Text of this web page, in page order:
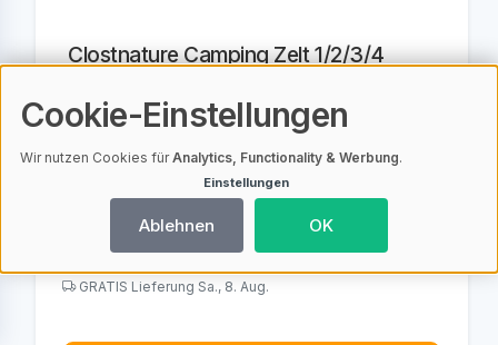
Clostnature Camping Zelt 1/2/3/4
| Leicht mit Kleinem Packmaß, A
4,3 (167 Bewertungen)
EUR
GRATIS Lieferung Sa., 8. Aug.
Cookie-Einstellungen
Wir nutzen Cookies fürAnalytics, Functionality & Werbung.
Einstellungen
Ablehnen OK